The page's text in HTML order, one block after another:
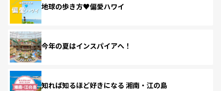
地球の歩き方♥偏愛ハワイ
今年の夏はインスパイアへ！
知れば知るほど好きになる 湘南・江の島